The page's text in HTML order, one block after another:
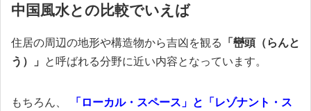
中国風水との比較でいえば
住居の周辺の地形や構造物から吉凶を観る 「巒頭（らんと
う）」 と呼ばれる分野に近い内容となっています。
もちろん、
「ローカル・スペース」と「レゾナント・ス